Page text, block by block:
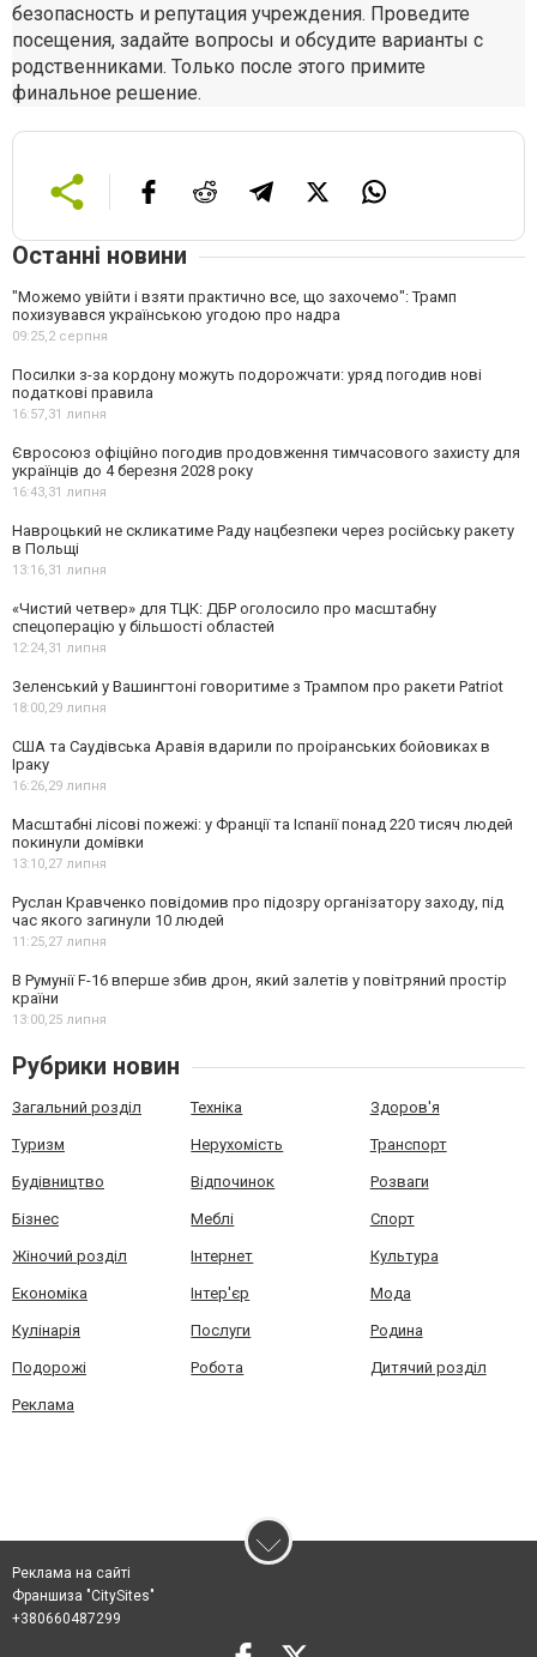
безопасность и репутация учреждения. Проведите
посещения, задайте вопросы и обсудите варианты с
родственниками. Только после этого примите
финальное решение.
Останні новини
"Можемо увійти і взяти практично все, що захочемо": Трамп
похизувався українською угодою про надра
09:25,2 серпня
Посилки з-за кордону можуть подорожчати: уряд погодив нові
податкові правила
16:57,31 липня
Євросоюз офіційно погодив продовження тимчасового захисту для
українців до 4 березня 2028 року
16:43,31 липня
Навроцький не скликатиме Раду нацбезпеки через російську ракету
в Польщі
13:16,31 липня
«Чистий четвер» для ТЦК: ДБР оголосило про масштабну
спецоперацію у більшості областей
12:24,31 липня
Зеленський у Вашингтоні говоритиме з Трампом про ракети Patriot
18:00,29 липня
США та Саудівська Аравія вдарили по проіранських бойовиках в
Іраку
16:26,29 липня
Масштабні лісові пожежі: у Франції та Іспанії понад 220 тисяч людей
покинули домівки
13:10,27 липня
Руслан Кравченко повідомив про підозру організатору заходу, під
час якого загинули 10 людей
11:25,27 липня
В Румунії F-16 вперше збив дрон, який залетів у повітряний простір
країни
13:00,25 липня
Рубрики новин
Загальний розділ Техніка Здоров'я
Туризм Нерухомість Транспорт
Будівництво Відпочинок Розваги
Бізнес Меблі Спорт
Жіночий розділ Інтернет Культура
Економіка Інтер'єр Мода
Кулінарія Послуги Родина
Подорожі Робота Дитячий розділ
Реклама
Реклама на сайті
Франшиза "CitySites"
+380660487299